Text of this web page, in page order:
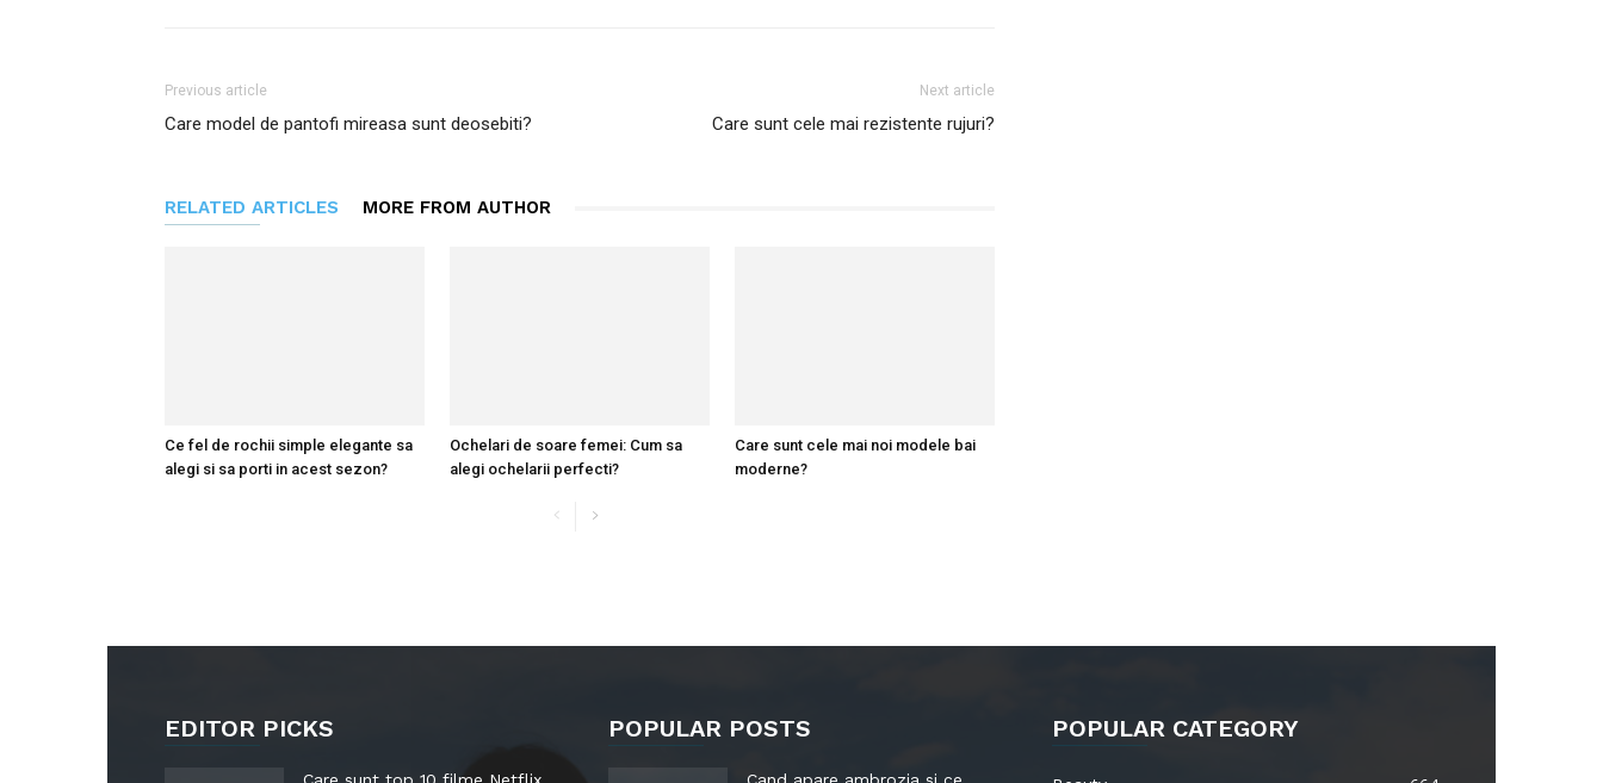
Previous article
Care model de pantofi mireasa sunt deosebiti?
Next article
Care sunt cele mai rezistente rujuri?
RELATED ARTICLES MORE FROM AUTHOR
Ce fel de rochii simple elegante sa
alegi si sa porti in acest sezon?
Ochelari de soare femei: Cum sa
alegi ochelarii perfecti?
Care sunt cele mai noi modele bai
moderne?
EDITOR PICKS POPULAR POSTS POPULAR CATEGORY